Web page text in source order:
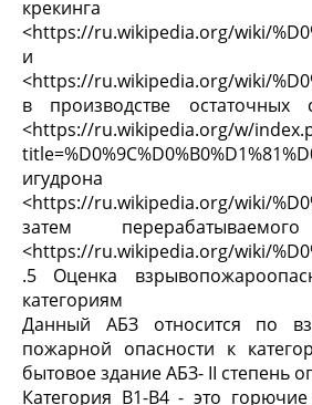
крекинга
<https://ru.wikipedia.org/wiki/
и
<https://ru.wikipedia.org/wiki/
в производстве остаточных
<https://ru.wikipedia.org/w/
игудрона
<https://ru.wikipedia.org/wiki/
затем
<https://ru.wikipedia.org/wiki/
.5 Оценка
категориям
Данный АБЗ относится по
пожарной опасности к
бытовое здание АБЗ- II степень
Категория В1-В4 - это